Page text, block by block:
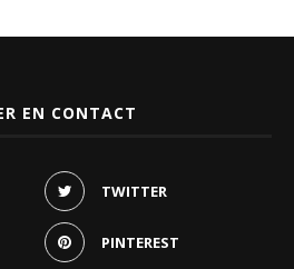
EN CONTACT
TWITTER
PINTEREST